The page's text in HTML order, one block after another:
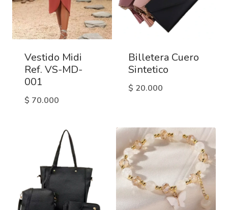
Vestido Midi
Ref. VS-MD-
001
$ 70.000
Billetera Cuero
Sintetico
$ 20.000